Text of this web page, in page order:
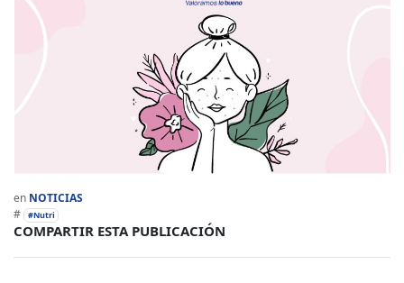
en NOTICIAS
#
#Nutri
COMPARTIR ESTA PUBLICACIÓN